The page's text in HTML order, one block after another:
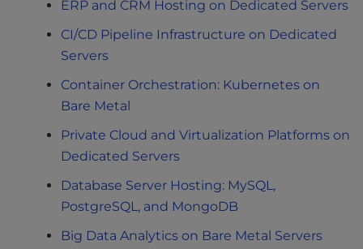
ERP and CRM Hosting on Dedicated Servers
CI/CD Pipeline Infrastructure on Dedicated
Servers
Container Orchestration: Kubernetes on
Bare Metal
Private Cloud and Virtualization Platforms on
Dedicated Servers
Database Server Hosting: MySQL,
PostgreSQL, and MongoDB
Big Data Analytics on Bare Metal Servers